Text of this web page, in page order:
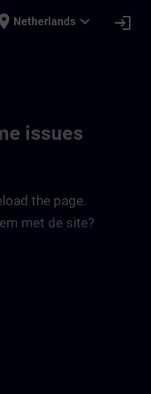
Netherlands expand_more login
issues
the page.
met de site?